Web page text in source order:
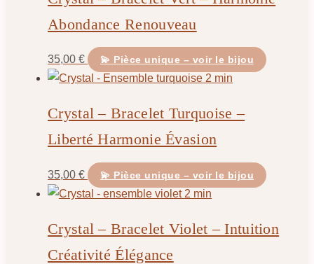
Abondance Renouveau
35,00 € 💫 Pièce unique – voir le bijou
Crystal – Bracelet Turquoise –
Liberté Harmonie Évasion
35,00 € 💫 Pièce unique – voir le bijou
Crystal – Bracelet Violet – Intuition
Créativité Élégance